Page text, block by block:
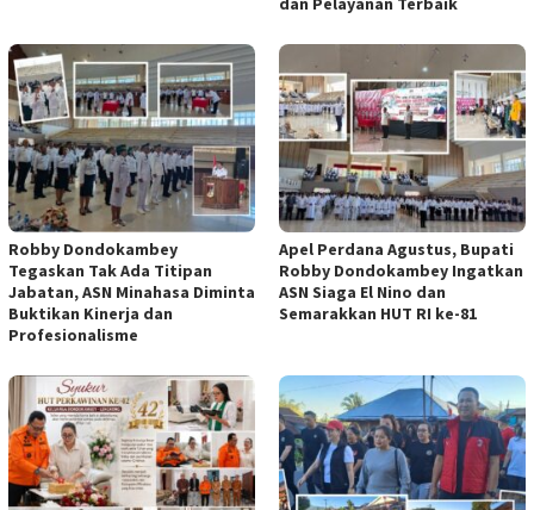
Robby Dondokambey
Tegaskan Tak Ada Titipan
Jabatan, ASN Minahasa Diminta
Buktikan Kinerja dan
Profesionalisme
Apel Perdana Agustus, Bupati
Robby Dondokambey Ingatkan
ASN Siaga El Nino dan
Semarakkan HUT RI ke-81